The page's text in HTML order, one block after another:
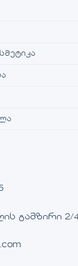
გამზირი 2/